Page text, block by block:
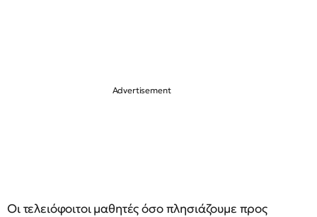
Οι τελειόφοιτοι μαθητές όσο πλησιάζουμε προς